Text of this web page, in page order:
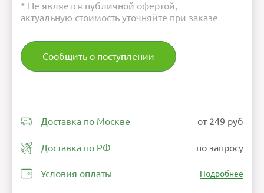
* Не является публичной офертой,
актуальную стоимость уточняйте при заказе
Сообщить о поступлении
Доставка по Москве от 249 руб
Доставка по РФ по запросу
Условия оплаты Подробнее